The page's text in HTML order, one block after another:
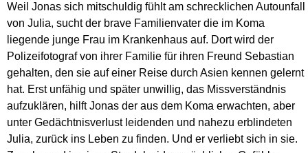
Weil Jonas sich mitschuldig fühlt am schrecklichen Autounfall
von Julia, sucht der brave Familienvater die im Koma
liegende junge Frau im Krankenhaus auf. Dort wird der
Polizeifotograf von ihrer Familie für ihren Freund Sebastian
gehalten, den sie auf einer Reise durch Asien kennen gelernt
hat. Erst unfähig und später unwillig, das Missverständnis
aufzuklären, hilft Jonas der aus dem Koma erwachten, aber
unter Gedächtnisverlust leidenden und nahezu erblindeten
Julia, zurück ins Leben zu finden. Und er verliebt sich in sie.